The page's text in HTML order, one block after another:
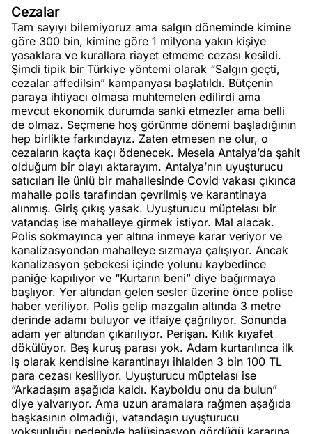
Cezalar
Tam sayıyı bilemiyoruz ama salgın döneminde kimine
göre 300 bin, kimine göre 1 milyona yakın kişiye
yasaklara ve kurallara riayet etmeme cezası kesildi.
Şimdi tipik bir Türkiye yöntemi olarak “Salgın geçti,
cezalar affedilsin” kampanyası başlatıldı. Bütçenin
paraya ihtiyacı olmasa muhtemelen edilirdi ama
mevcut ekonomik durumda sanki etmezler ama belli
de olmaz. Seçmene hoş görünme dönemi başladığının
hep birlikte farkındayız. Zaten etmesen ne olur, o
cezaların kaçta kaçı ödenecek. Mesela Antalya’da şahit
olduğum bir olayı aktarayım. Antalya’nın uyuşturucu
satıcıları ile ünlü bir mahallesinde Covid vakası çıkınca
mahalle polis tarafından çevrilmiş ve karantinaya
alınmış. Giriş çıkış yasak. Uyuşturucu müptelası bir
vatandaş ise mahalleye girmek istiyor. Mal alacak.
Polis sokmayınca yer altına inmeye karar veriyor ve
kanalizasyondan mahalleye sızmaya çalışıyor. Ancak
kanalizasyon şebekesi içinde yolunu kaybedince
paniğe kapılıyor ve “Kurtarın beni” diye bağırmaya
başlıyor. Yer altından gelen sesler üzerine önce polise
haber veriliyor. Polis gelip mazgalın altında 3 metre
derinde adamı buluyor ve itfaiye çağrılıyor. Sonunda
adam yer altından çıkarılıyor. Perişan. Kılık kıyafet
dökülüyor. Beş kuruş parası yok. Adam kurtarılınca ilk
iş olarak kendisine karantinayı ihlalden 3 bin 100 TL
para cezası kesiliyor. Uyuşturucu müptelası ise
“Arkadaşım aşağıda kaldı. Kayboldu onu da bulun”
diye yalvarıyor. Ama uzun aramalara rağmen aşağıda
başkasının olmadığı, vatandaşın uyuşturucu
yoksunluğu nedeniyle halüsinasyon gördüğü kararına